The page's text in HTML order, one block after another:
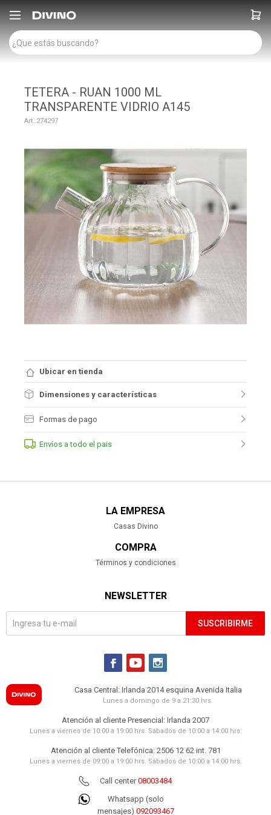

TETERA - RUAN 1000 ML
TRANSPARENTE VIDRIO A145
274297
Ubicar en tienda
Dimensiones y características
Formas de pago
Envíos a todo el pais
LA EMPRESA
Casas Divino
COMPRA
Términos y condiciones
NEWSLETTER
SUSCRIBIRME
  
Casa Central: Irlanda 2014 esquina Avenida Italia
Lunes a domingo de 9 a 21:30 hrs.
Atención al cliente Presencial: Irlanda 2007
Lunes a viernes de 10:00 a 19:00 hrs. Sábados de 10:00 a 14:00 hrs.
Atención al cliente Telefónica: 2506 12 62 int. 781
Lunes a viernes de 09:00 a 19:00 hrs. Sábados de 10:00 a 14:00 hrs.
Call center08003484
Whatsapp (solo
mensajes) 092093467